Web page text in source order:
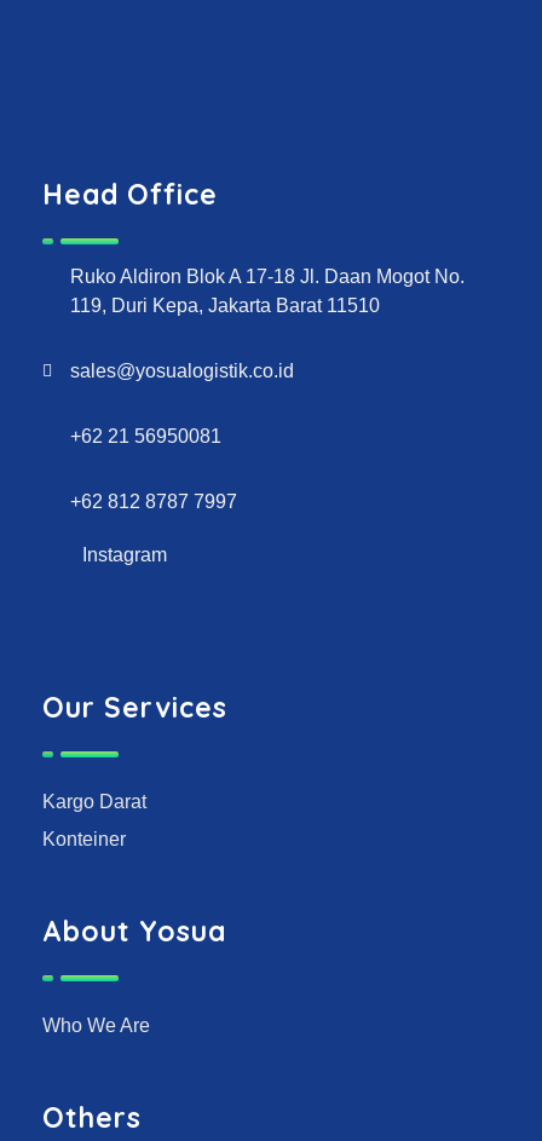
Head Office
Ruko Aldiron Blok A 17-18 Jl. Daan Mogot No.
119, Duri Kepa, Jakarta Barat 11510
sales@yosualogistik.co.id
+62 21 56950081
+62 812 8787 7997
Instagram
Our Services
Kargo Darat
Konteiner
About Yosua
Who We Are
Others